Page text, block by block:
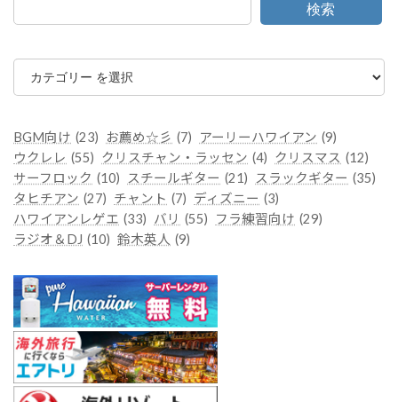
検索
カ
ゴ
ー
BGM向け (23) お薦め☆彡 (7) アーリーハワイアン (9)
ウクレレ (55) クリスチャン・ラッセン (4) クリスマス (12)
サーフロック (10) スチールギター (21) スラックギター (35)
タヒチアン (27) チャント (7) ディズニー (3)
ハワイアンレゲエ (33) バリ (55) フラ練習向け (29)
ラジオ＆DJ (10) 鈴木英人 (9)